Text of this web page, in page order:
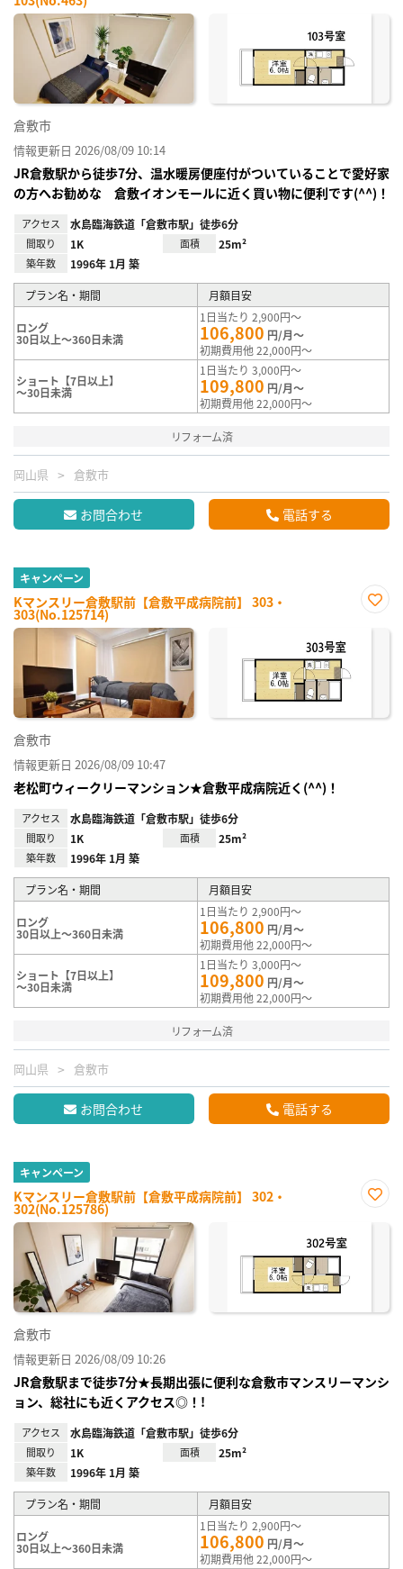
に入
倉敷市
情報更新日 2026/08/09 10:14
JR倉敷駅から徒歩7分、温水暖房便座付がついていることで愛好家
の方へお勧めな 倉敷イオンモールに近く買い物に便利です(^^)！
アクセス 水島臨海鉄道「倉敷市駅」徒歩6分
間取り 1K 面積 25m²
築年数 1996年 1月 築
プラン名・期間 月額目安
ロング
30日以上～360日未満
1日当たり 2,900円～
106,800 円/月～
初期費用他 22,000円～
ショート【7日以上】
～30日未満
1日当たり 3,000円～
109,800 円/月～
初期費用他 22,000円～
リフォーム済
岡山県 倉敷市
お問合わせ 電話する
キャンペーン
Kマンスリー倉敷駅前【倉敷平成病院前】 303・
303(No.125714)
に入
倉敷市
情報更新日 2026/08/09 10:47
老松町ウィークリーマンション★倉敷平成病院近く(^^)！
アクセス 水島臨海鉄道「倉敷市駅」徒歩6分
間取り 1K 面積 25m²
築年数 1996年 1月 築
プラン名・期間 月額目安
ロング
30日以上～360日未満
1日当たり 2,900円～
106,800 円/月～
初期費用他 22,000円～
ショート【7日以上】
～30日未満
1日当たり 3,000円～
109,800 円/月～
初期費用他 22,000円～
リフォーム済
岡山県 倉敷市
お問合わせ 電話する
キャンペーン
Kマンスリー倉敷駅前【倉敷平成病院前】 302・
302(No.125786)
に入
倉敷市
情報更新日 2026/08/09 10:26
JR倉敷駅まで徒歩7分★長期出張に便利な倉敷市マンスリーマンシ
ョン、総社にも近くアクセス◎！!
アクセス 水島臨海鉄道「倉敷市駅」徒歩6分
間取り 1K 面積 25m²
築年数 1996年 1月 築
プラン名・期間 月額目安
ロング
30日以上～360日未満
1日当たり 2,900円～
106,800 円/月～
初期費用他 22,000円～